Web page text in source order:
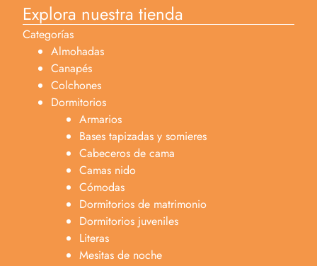
Explora nuestra tienda
Categorías
Almohadas
Canapés
Colchones
Dormitorios
Armarios
Bases tapizadas y somieres
Cabeceros de cama
Camas nido
Cómodas
Dormitorios de matrimonio
Dormitorios juveniles
Literas
Mesitas de noche